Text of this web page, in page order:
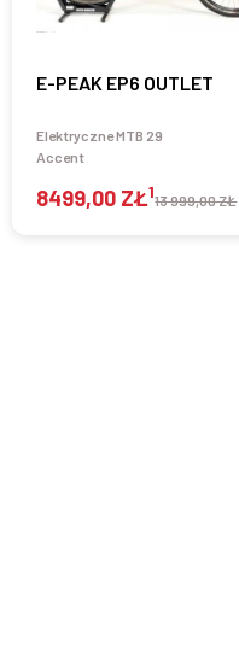
E-PEAK EP6 OUTLET
Elektryczne MTB 29
Accent
8499,00 ZŁ113 999,00 ZŁ